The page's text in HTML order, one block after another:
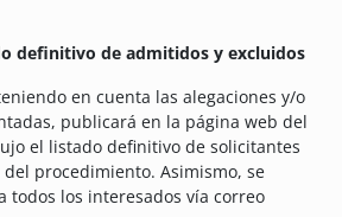
definitivo de admitidos y excluidos
en cuenta las alegaciones y/o
publicará en la página web del
el listado definitivo de solicitantes
procedimiento. Asimismo, se
todos los interesados vía correo